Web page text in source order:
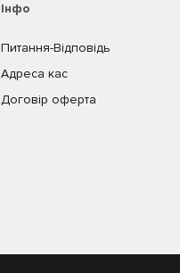
Інфо
Питання-Відповідь
Адреса кас
Договір оферта